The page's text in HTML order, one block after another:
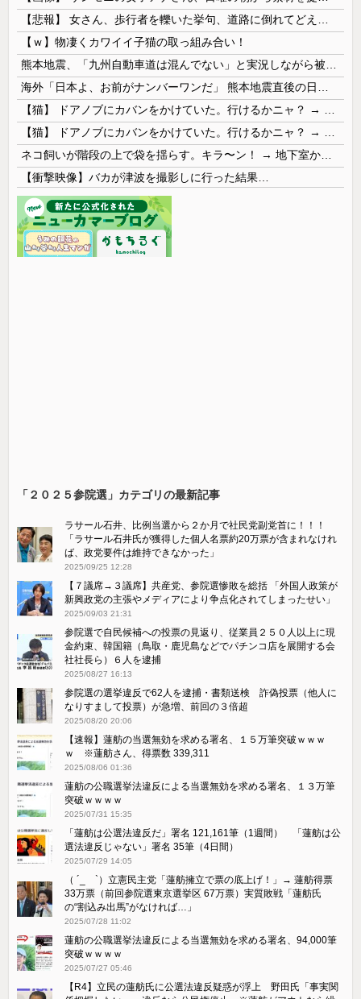
【ｗ】物凄くカワイイ子猫の取っ組み合い！
【衝撃映像】バカが津波を撮影しに行った結果…
「２０２５参院選」カテゴリの最新記事
ラサール石井、比例当選から２か月で社民党副党首に！！！
「ラサール石井氏が獲得した個人名票約20万票が含まれなけれ
ば、政党要件は維持できなかった」
2025/09/25 12:28
【７議席→３議席】共産党、参院選惨敗を総括 「外国人政策が
新興政党の主張やメディアにより争点化されてしまったせい」
2025/09/03 21:31
参院選で自民候補への投票の見返り、従業員２５０人以上に現
金約束、韓国籍（鳥取・鹿児島などでパチンコ店を展開する会
社社長ら）６人を逮捕
2025/08/27 16:13
参院選の選挙違反で62人を逮捕・書類送検 詐偽投票（他人に
なりすまして投票）が急増、前回の３倍超
2025/08/20 20:06
【速報】蓮舫の当選無効を求める署名、１５万筆突破ｗｗｗ
ｗ ※蓮舫さん、得票数 339,311
2025/08/06 01:36
蓮舫の公職選挙法違反による当選無効を求める署名、１３万筆
突破ｗｗｗｗ
2025/07/31 15:35
「蓮舫は公選法違反だ」署名 121,161筆（1週間） 「蓮舫は公
選法違反じゃない」署名 35筆（4日間）
2025/07/29 14:05
（ ´_ゝ`）立憲民主党「蓮舫擁立で票の底上げ！」→ 蓮舫得票
33万票（前回参院選東京選挙区 67万票）実質敗戦「蓮舫氏
の“割込み出馬”がなければ…」
2025/07/28 11:02
蓮舫の公職選挙法違反による当選無効を求める署名、94,000筆
突破ｗｗｗｗ
2025/07/27 05:46
【R4】立民の蓮舫氏に公選法違反疑惑が浮上 野田氏「事実関